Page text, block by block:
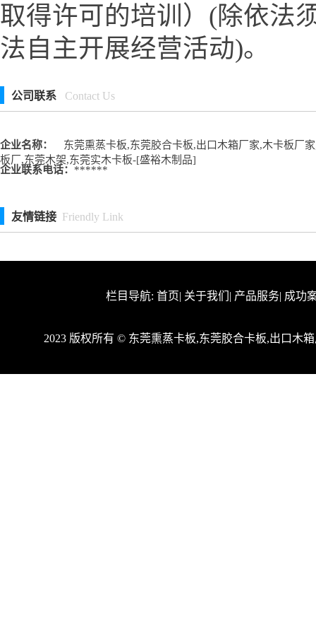
取得许可的培训）(除依法
法自主开展经营活动)。
公司联系 Contact Us
企业名称：
东莞熏蒸卡板,东莞胶合卡板,出口木箱厂家,木卡板厂
板厂,东莞木架,东莞实木卡板-[盛裕木制品]
企业联系电话： ******
友情链接 Friendly Link
栏目导航: 首页| 关于我们 | 产品服务| 成功
2023 版权所有 © 东莞熏蒸卡板,东莞胶合卡板,出口木